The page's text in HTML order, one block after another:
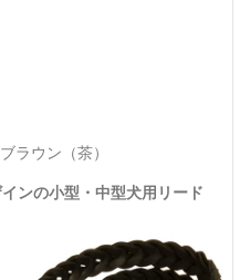
ラウン（茶）
ンの小型・中型犬用リード